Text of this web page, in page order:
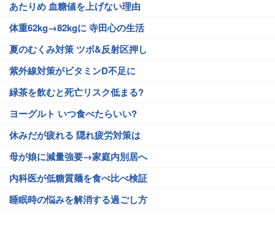
あたりめ 血糖値を上げない理由
体重62kg→82kgに 寺田心の生活
夏のむくみ対策 ツボ&反射区押し
紫外線対策がビタミンD不足に
緑茶を飲むと死亡リスク低まる?
ヨーグルト いつ食べたらいい?
休みだが疲れる 隠れ疲労対策は
母が娘に減量強要→家庭内別居へ
内科医が低糖質麺を食べ比べ検証
睡眠時の悩みを解消する過ごし方